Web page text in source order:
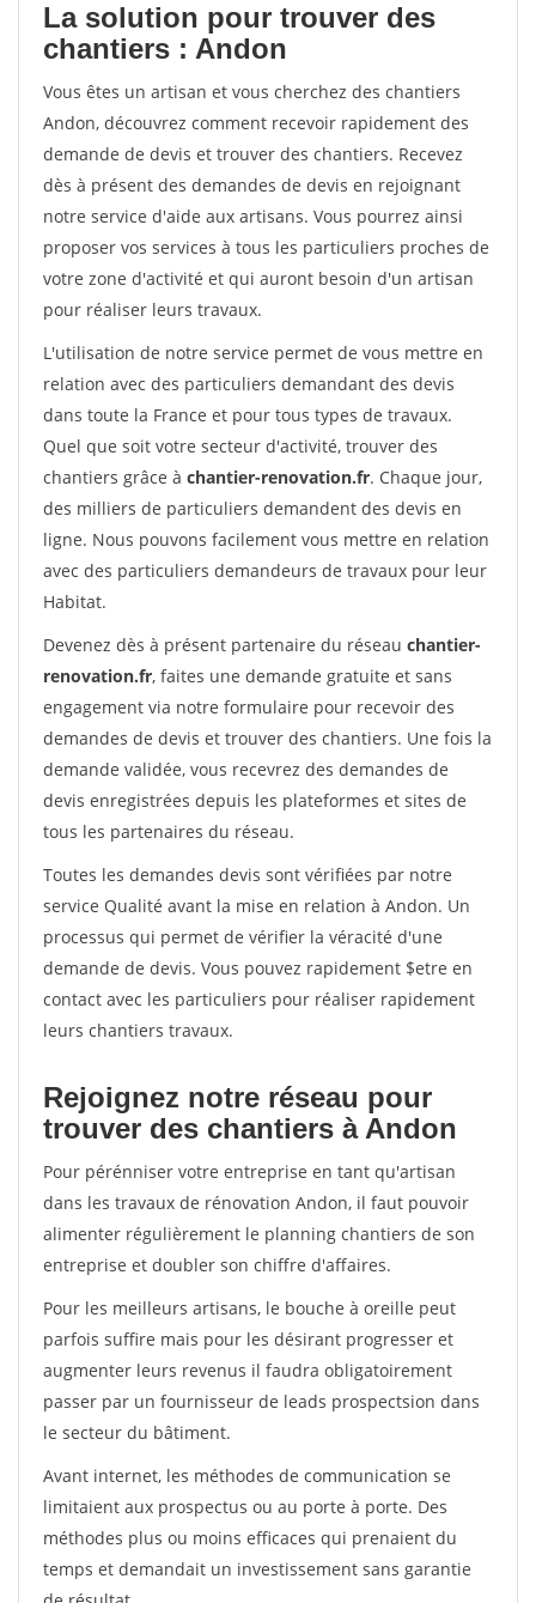
La solution pour trouver des
chantiers : Andon
Vous êtes un artisan et vous cherchez des chantiers
Andon, découvrez comment recevoir rapidement des
demande de devis et trouver des chantiers. Recevez
dès à présent des demandes de devis en rejoignant
notre service d'aide aux artisans. Vous pourrez ainsi
proposer vos services à tous les particuliers proches de
votre zone d'activité et qui auront besoin d'un artisan
pour réaliser leurs travaux.
L'utilisation de notre service permet de vous mettre en
relation avec des particuliers demandant des devis
dans toute la France et pour tous types de travaux.
Quel que soit votre secteur d'activité, trouver des
chantiers grâce à chantier-renovation.fr. Chaque jour,
des milliers de particuliers demandent des devis en
ligne. Nous pouvons facilement vous mettre en relation
avec des particuliers demandeurs de travaux pour leur
Habitat.
Devenez dès à présent partenaire du réseau chantier-
renovation.fr, faites une demande gratuite et sans
engagement via notre formulaire pour recevoir des
demandes de devis et trouver des chantiers. Une fois la
demande validée, vous recevrez des demandes de
devis enregistrées depuis les plateformes et sites de
tous les partenaires du réseau.
Toutes les demandes devis sont vérifiées par notre
service Qualité avant la mise en relation à Andon. Un
processus qui permet de vérifier la véracité d'une
demande de devis. Vous pouvez rapidement $etre en
contact avec les particuliers pour réaliser rapidement
leurs chantiers travaux.
Rejoignez notre réseau pour
trouver des chantiers à Andon
Pour pérénniser votre entreprise en tant qu'artisan
dans les travaux de rénovation Andon, il faut pouvoir
alimenter régulièrement le planning chantiers de son
entreprise et doubler son chiffre d'affaires.
Pour les meilleurs artisans, le bouche à oreille peut
parfois suffire mais pour les désirant progresser et
augmenter leurs revenus il faudra obligatoirement
passer par un fournisseur de leads prospectsion dans
le secteur du bâtiment.
Avant internet, les méthodes de communication se
limitaient aux prospectus ou au porte à porte. Des
méthodes plus ou moins efficaces qui prenaient du
temps et demandait un investissement sans garantie